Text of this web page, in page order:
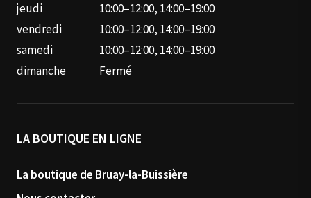
jeudi
10:00–12:00, 14:00–19:00
vendredi
10:00–12:00, 14:00–19:00
samedi
10:00–12:00, 14:00–19:00
dimanche
Fermé
LA BOUTIQUE EN LIGNE
La boutique de Bruay-la-Buissière